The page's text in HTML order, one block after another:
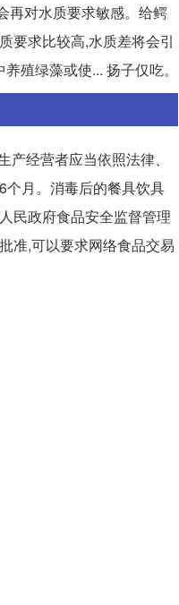
再对水质要求敏感。给鳄
要求比较高,水质差将会引
殖绿藻或使... 扬子仅吃。
经营者应当依照法律、
个月。消毒后的餐具饮具
民政府食品安全监督管理
准,可以要求网络食品交易